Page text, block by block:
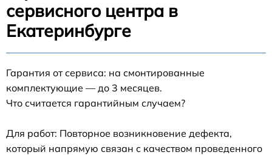
сервисного центра в
Екатеринбурге
Гарантия от сервиса: на смонтированные
комплектующие — до 3 месяцев.
Что считается гарантийным случаем?
Для работ: Повторное возникновение дефекта,
который напрямую связан с качеством проведенного